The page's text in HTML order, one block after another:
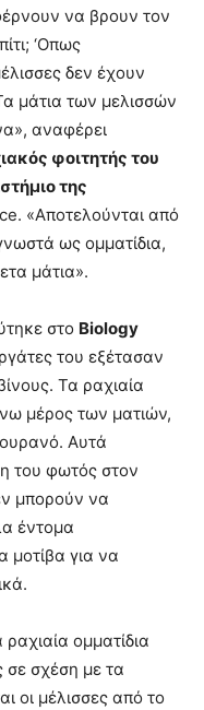
να βρουν τον
‘Οπως
δεν έχουν
μάτια των μελισσών
αναφέρει
φοιτητής του
της
«Αποτελούνται από
ως ομματίδια,
μάτια».
στο Biology
του εξέτασαν
Τα ραχιαία
μέρος των ματιών,
Αυτά
του φωτός στον
μπορούν να
έντομα
μοτίβα για να
ομματίδια
σε σχέση με τα
οι μέλισσες από το